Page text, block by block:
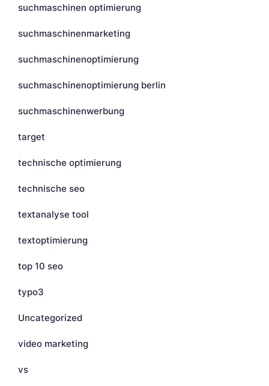
suchmaschinen optimierung
suchmaschinenmarketing
suchmaschinenoptimierung
suchmaschinenoptimierung berlin
suchmaschinenwerbung
target
technische optimierung
technische seo
textanalyse tool
textoptimierung
top 10 seo
typo3
Uncategorized
video marketing
vs